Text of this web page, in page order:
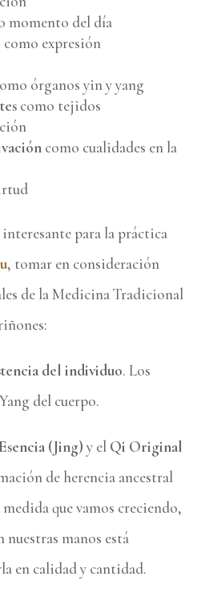
momento del día
expresión
órganos yin y yang
como tejidos
como cualidades en la
para la práctica
, tomar en consideración
de la Medicina Tradicional
del individuo. Los
del cuerpo.
Esencia (Jing) y el Qi Original
de herencia ancestral
que vamos creciendo,
nuestras manos está
en calidad y cantidad.